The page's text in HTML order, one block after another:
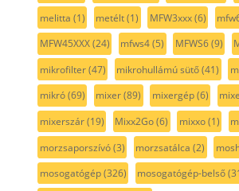
melitta (1) metélt(1) MFW3xxx(6)
MFW45XXX(24) mfws4(5) MFWS6(9)
mikrofilter(47) mikrohullámú sütő(41)
mikró(69) mixer(89) mixergép(6)
mixerszár(19) Mixx2Go(6) mixxo(1)
morzsaporszívó(3) morzsatálca (2)
mosogatógép(326) mosogatógép-belső